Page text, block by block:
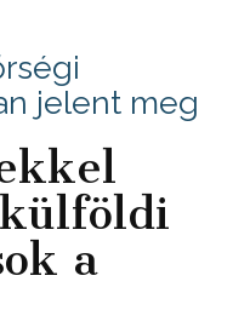
jelent meg
a